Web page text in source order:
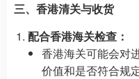
三、香港清关与收货
配合香港海关检查：
香港海关可能会对
价值和是否符合规定